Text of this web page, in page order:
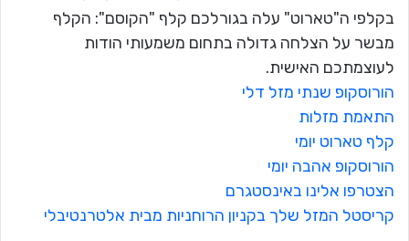
בקלפי ה"טארוט" עלה בגורלכם קלף "הקוסם": הקלף
מבשר על הצלחה גדולה בתחום משמעותי הודות
לעוצמתכם האישית.
הורוסקופ שנתי מזל דלי
התאמת מזלות
קלף טארוט יומי
הורוסקופ אהבה יומי
הצטרפו אלינו באינסטגרם
קריסטל המזל שלך בקניון הרוחניות מבית אלטרנטיבלי